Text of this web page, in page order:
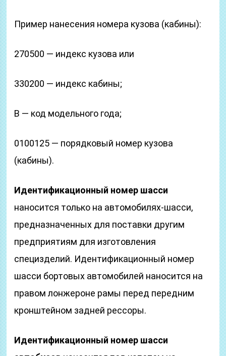
Пример нанесения номера кузова (кабины):
270500 — индекс кузова или
330200 — индекс кабины;
В — код модельного года;
0100125 — порядковый номер кузова
(кабины).
Идентификационный номер шасси
наносится только на автомобилях-шасси,
предназначенных для поставки другим
предприятиям для изготовления
специзделий. Идентификационный номер
шасси бортовых автомобилей наносится на
правом лонжероне рамы перед передним
кронштейном задней рессоры.
Идентификационный номер шасси